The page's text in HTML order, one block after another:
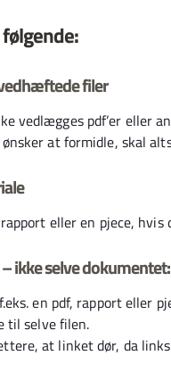
filer
vedlægges pdf’er eller
at formidle, skal
eller en pjece, hvis
ikke selve dokumentet:
en pdf, rapport eller
til selve filen.
at linket dør, da